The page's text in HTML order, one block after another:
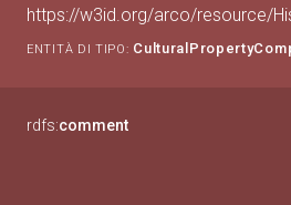
https://w3id.org/arco/resource/
ENTITÀ DI TIPO:
rdfs:comment